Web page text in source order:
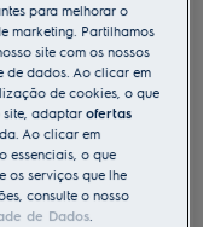
para melhorar o
marketing. Partilhamos
site com os nossos
de dados. Ao clicar em
de cookies, o que
site, adaptarofertas
Ao clicar em
essenciais, o que
os serviços que lhe
consulte o nosso
de Dados.